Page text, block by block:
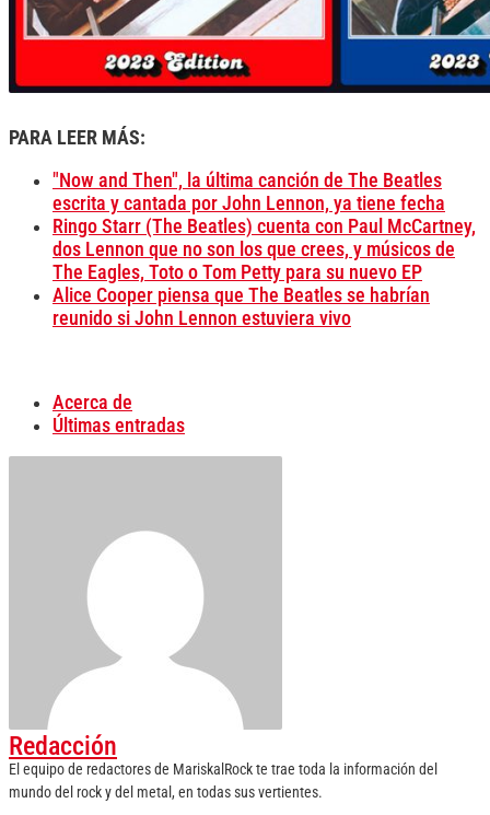
PARA LEER MÁS:
"Now and Then", la última canción de The Beatles
escrita y cantada por John Lennon, ya tiene fecha
Ringo Starr (The Beatles) cuenta con Paul McCartney,
dos Lennon que no son los que crees, y músicos de
The Eagles, Toto o Tom Petty para su nuevo EP
Alice Cooper piensa que The Beatles se habrían
reunido si John Lennon estuviera vivo
Acerca de
Últimas entradas
Redacción
El equipo de redactores de MariskalRock te trae toda la información del
mundo del rock y del metal, en todas sus vertientes.